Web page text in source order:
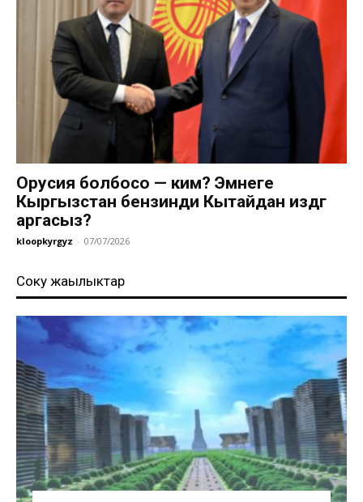
Орусия болбосо — ким? Эмнеге
Кыргызстан бензинди Кытайдан издөөгө
аргасыз?
kloopkyrgyz - 07/07/2026
Соңку жаңылыктар